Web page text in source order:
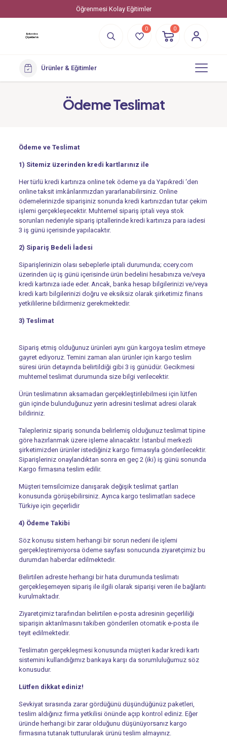
Öğrenmesi Kolay Eğitimler
0 0
Ürünler & Eğitimler
Ödeme Teslimat
Ödeme ve Teslimat
1) Sitemiz üzerinden kredi kartlarınız ile
Her türlü kredi kartınıza online tek ödeme ya da Yapıkredi ‘den
online taksit imkânlarımızdan yararlanabilirsiniz. Online
ödemelerinizde siparişiniz sonunda kredi kartınızdan tutar çekim
işlemi gerçekleşecektir. Muhtemel sipariş iptali veya stok
sorunları nedeniyle sipariş iptallerinde kredi kartınıza para iadesi
3 iş günü içerisinde yapılacaktır.
2) Sipariş Bedeli İadesi
Siparişlerinizin olası sebeplerle iptali durumunda; ccery.com
üzerinden üç iş günü içerisinde ürün bedelini hesabınıza ve/veya
kredi kartınıza iade eder. Ancak, banka hesap bilgilerinizi ve/veya
kredi kartı bilgilerinizi doğru ve eksiksiz olarak şirketimiz finans
yetkililerine bildirmeniz gerekmektedir.
3) Teslimat
Sipariş etmiş olduğunuz ürünleri aynı gün kargoya teslim etmeye
gayret ediyoruz. Temini zaman alan ürünler için kargo teslim
süresi ürün detayında belirtildiği gibi 3 iş günüdür. Gecikmesi
muhtemel teslimat durumunda size bilgi verilecektir.
Ürün teslimatının aksamadan gerçekleştirilebilmesi için lütfen
gün içinde bulunduğunuz yerin adresini teslimat adresi olarak
bildiriniz.
Talepleriniz sipariş sonunda belirlemiş olduğunuz teslimat tipine
göre hazırlanmak üzere işleme alınacaktır. İstanbul merkezli
şirketimizden ürünler istediğiniz kargo firmasıyla gönderilecektir.
Siparişleriniz onaylandıktan sonra en geç 2 (iki) iş günü sonunda
Kargo firmasına teslim edilir.
Müşteri temsilcimize danışarak değişik teslimat şartları
konusunda görüşebilirsiniz. Ayrıca kargo teslimatları sadece
Türkiye için geçerlidir
4) Ödeme Takibi
Söz konusu sistem herhangi bir sorun nedeni ile işlemi
gerçekleştiremiyorsa ödeme sayfası sonucunda ziyaretçimiz bu
durumdan haberdar edilmektedir.
Belirtilen adreste herhangi bir hata durumunda teslimatı
gerçekleşemeyen sipariş ile ilgili olarak siparişi veren ile bağlantı
kurulmaktadır.
Ziyaretçimiz tarafından belirtilen e-posta adresinin geçerliliği
siparişin aktarılmasını takiben gönderilen otomatik e-posta ile
teyit edilmektedir.
Teslimatın gerçekleşmesi konusunda müşteri kadar kredi kartı
sistemini kullandığımız bankaya karşı da sorumluluğumuz söz
konusudur.
Lütfen dikkat ediniz!
Sevkiyat sırasında zarar gördüğünü düşündüğünüz paketleri,
teslim aldığınız firma yetkilisi önünde açıp kontrol ediniz. Eğer
üründe herhangi bir zarar olduğunu düşünüyorsanız kargo
firmasına tutanak tutturularak ürünü teslim almayınız.